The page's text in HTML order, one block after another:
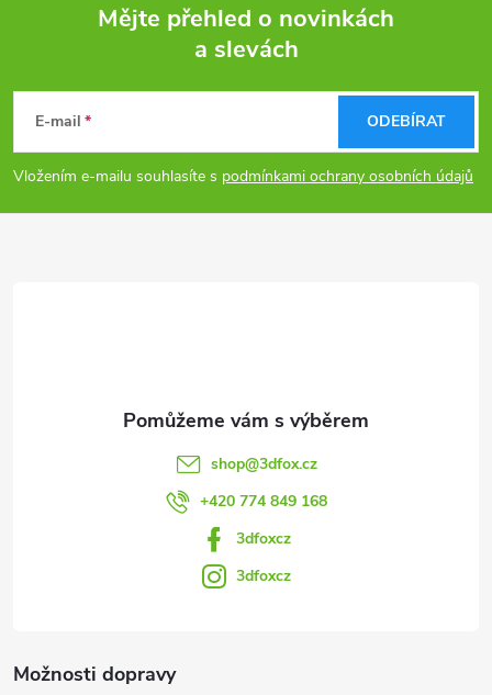
p
a
Mějte přehled o novinkách
a slevách
E-mail
Vložením e-mailu souhlasíte s podmínkami ochrany osobních údajů
ODEBÍRAT
Možnosti dopravy
shop@3dfox.cz
+420 774 849 168
3dfoxcz
3dfoxcz